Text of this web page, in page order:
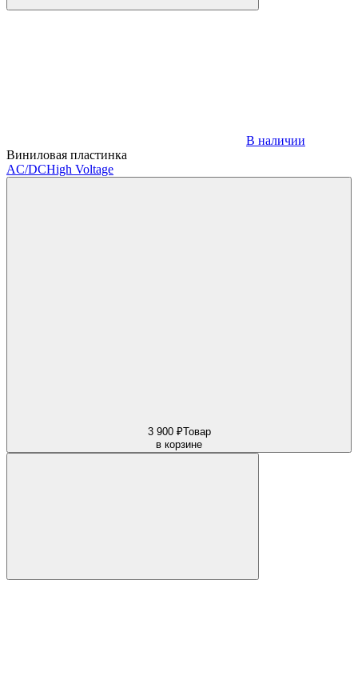
В наличии
Виниловая пластинка
AC/DCHigh Voltage
3 900 ₽Товар
в корзине